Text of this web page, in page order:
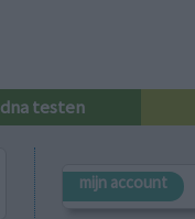
dna testen
mijn account